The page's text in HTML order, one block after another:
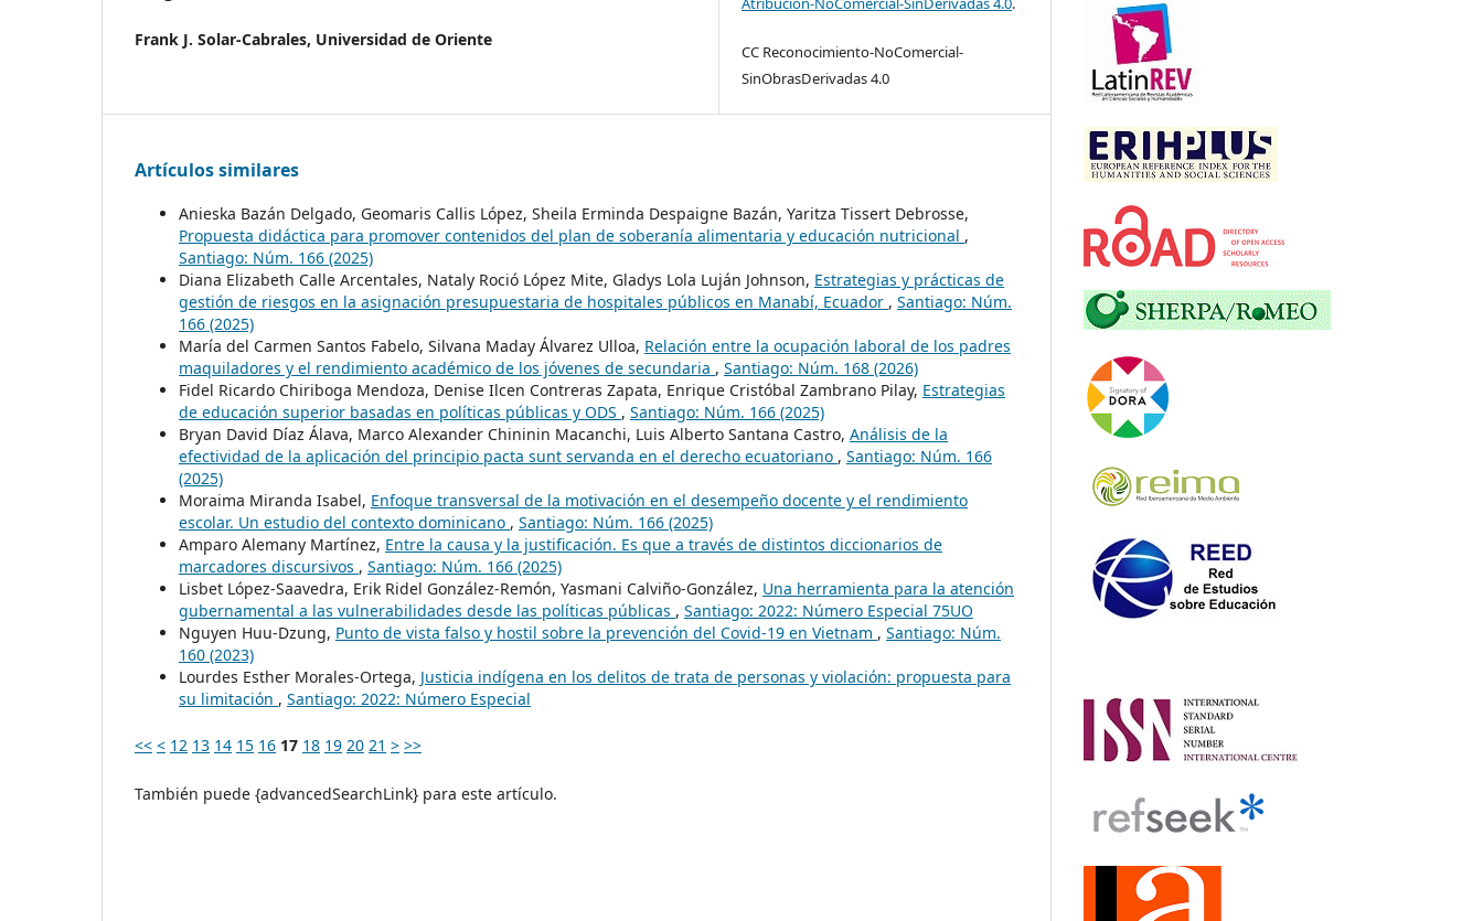
Frank J. Solar-Cabrales, Universidad de Oriente
CC Reconocimiento-NoComercial-
SinObrasDerivadas 4.0
Artículos similares
Anieska Bazán Delgado, Geomaris Callis López, Sheila Erminda Despaigne Bazán, Yaritza Tissert Debrosse,
Propuesta didáctica para promover contenidos del plan de soberanía alimentaria y educación nutricional ,
Santiago: Núm. 166 (2025)
Diana Elizabeth Calle Arcentales, Nataly Roció López Mite, Gladys Lola Luján Johnson, Estrategias y prácticas de
gestión de riesgos en la asignación presupuestaria de hospitales públicos en Manabí, Ecuador , Santiago: Núm.
166 (2025)
María del Carmen Santos Fabelo, Silvana Maday Álvarez Ulloa, Relación entre la ocupación laboral de los padres
maquiladores y el rendimiento académico de los jóvenes de secundaria , Santiago: Núm. 168 (2026)
Fidel Ricardo Chiriboga Mendoza, Denise Ilcen Contreras Zapata, Enrique Cristóbal Zambrano Pilay, Estrategias
de educación superior basadas en políticas públicas y ODS , Santiago: Núm. 166 (2025)
Bryan David Díaz Álava, Marco Alexander Chininin Macanchi, Luis Alberto Santana Castro, Análisis de la
efectividad de la aplicación del principio pacta sunt servanda en el derecho ecuatoriano , Santiago: Núm. 166
(2025)
Moraima Miranda Isabel, Enfoque transversal de la motivación en el desempeño docente y el rendimiento
escolar. Un estudio del contexto dominicano , Santiago: Núm. 166 (2025)
Amparo Alemany Martínez, Entre la causa y la justificación. Es que a través de distintos diccionarios de
marcadores discursivos , Santiago: Núm. 166 (2025)
Lisbet López-Saavedra, Erik Ridel González-Remón, Yasmani Calviño-González, Una herramienta para la atención
gubernamental a las vulnerabilidades desde las políticas públicas , Santiago: 2022: Número Especial 75UO
Nguyen Huu-Dzung, Punto de vista falso y hostil sobre la prevención del Covid-19 en Vietnam , Santiago: Núm.
160 (2023)
Lourdes Esther Morales-Ortega, Justicia indígena en los delitos de trata de personas y violación: propuesta para
su limitación , Santiago: 2022: Número Especial
<< < 12 13 14 15 16 17 18 19 20 21 > >>
También puede {advancedSearchLink} para este artículo.